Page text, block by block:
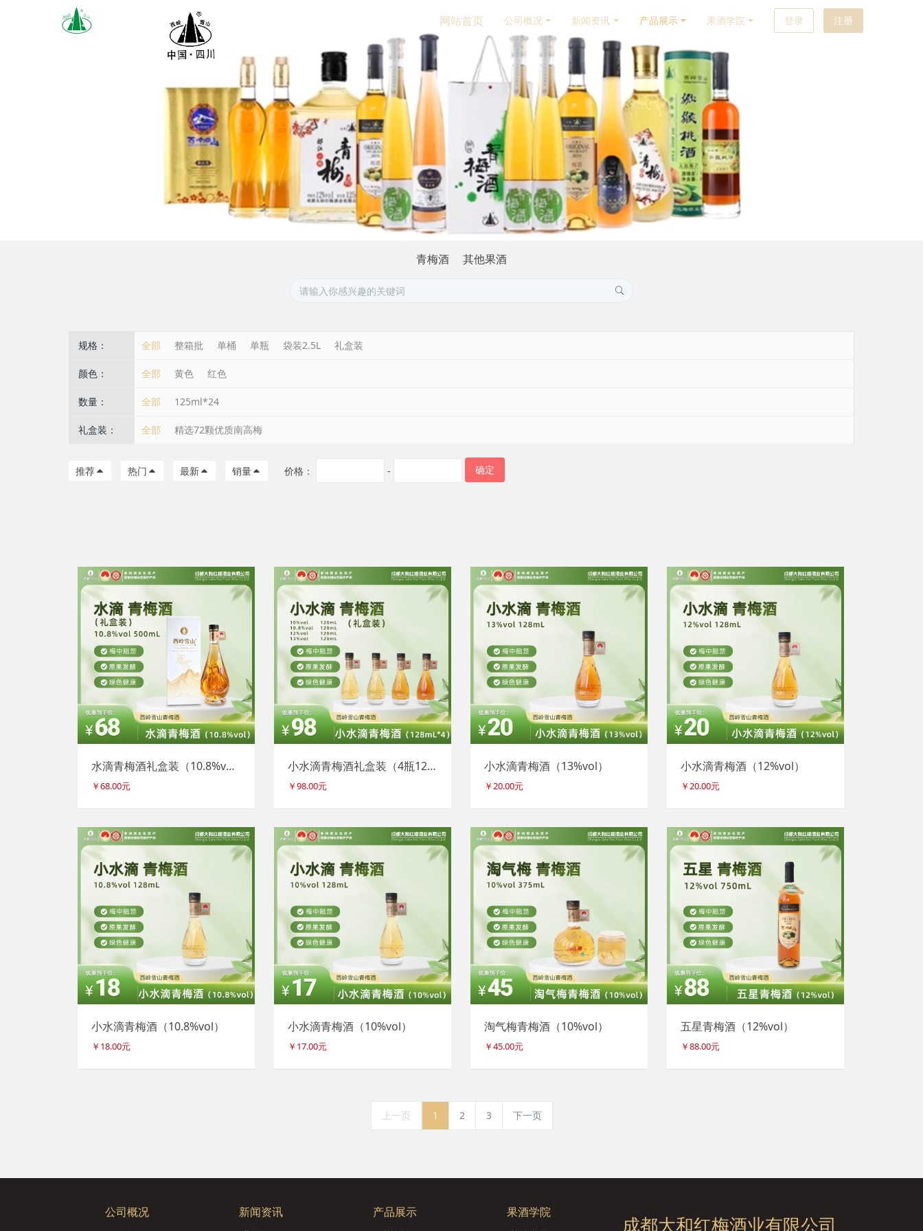
登录 注册
网站首页 公司概况 新闻资讯 产品展示 果酒学院
青梅酒 其他果酒
规格： 全部 整箱批 单桶 单瓶 袋装2.5L 礼盒装
颜色： 全部 黄色 红色
数量： 全部 125ml*24
礼盒装： 全部 精选72颗优质南高梅
推荐 热门 最新 销量 价格： - 确定
水滴青梅酒礼盒装（10.8%vol）
￥68.00元
小水滴青梅酒礼盒装（4瓶128mL）
￥98.00元
小水滴青梅酒（13%vol）
￥20.00元
小水滴青梅酒（12%vol）
￥20.00元
小水滴青梅酒（10.8%vol）
￥18.00元
小水滴青梅酒（10%vol）
￥17.00元
淘气梅青梅酒（10%vol）
￥45.00元
五星青梅酒（12%vol）
￥88.00元
上一页 1 2 3 下一页
公司概况 新闻资讯 产品展示 果酒学院
成都大和红梅酒业有限公司